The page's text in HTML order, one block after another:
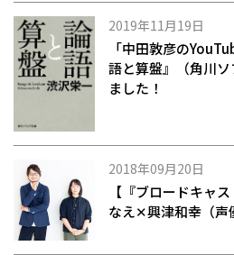
2019年11月19日
「中田敦彦の
語と算盤』（角川
ました！
2018年09月20日
【『ブロードキャ
なえ✕興津和幸（声